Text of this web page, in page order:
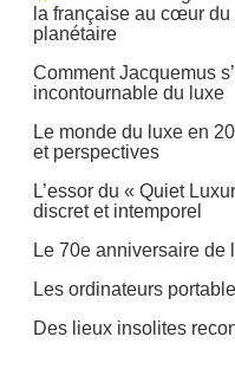
la française au cœur du
planétaire
Comment Jacquemus
incontournable du luxe
Le monde du luxe en
et perspectives
L’essor du « Quiet
discret et intemporel
Le 70e anniversaire de
Les ordinateurs
Des lieux insolites